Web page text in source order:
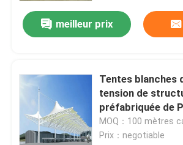
meilleur prix
Tentes blanches
tension de
préfabriquée de
MOQ：100 mètres
Prix：negotiable